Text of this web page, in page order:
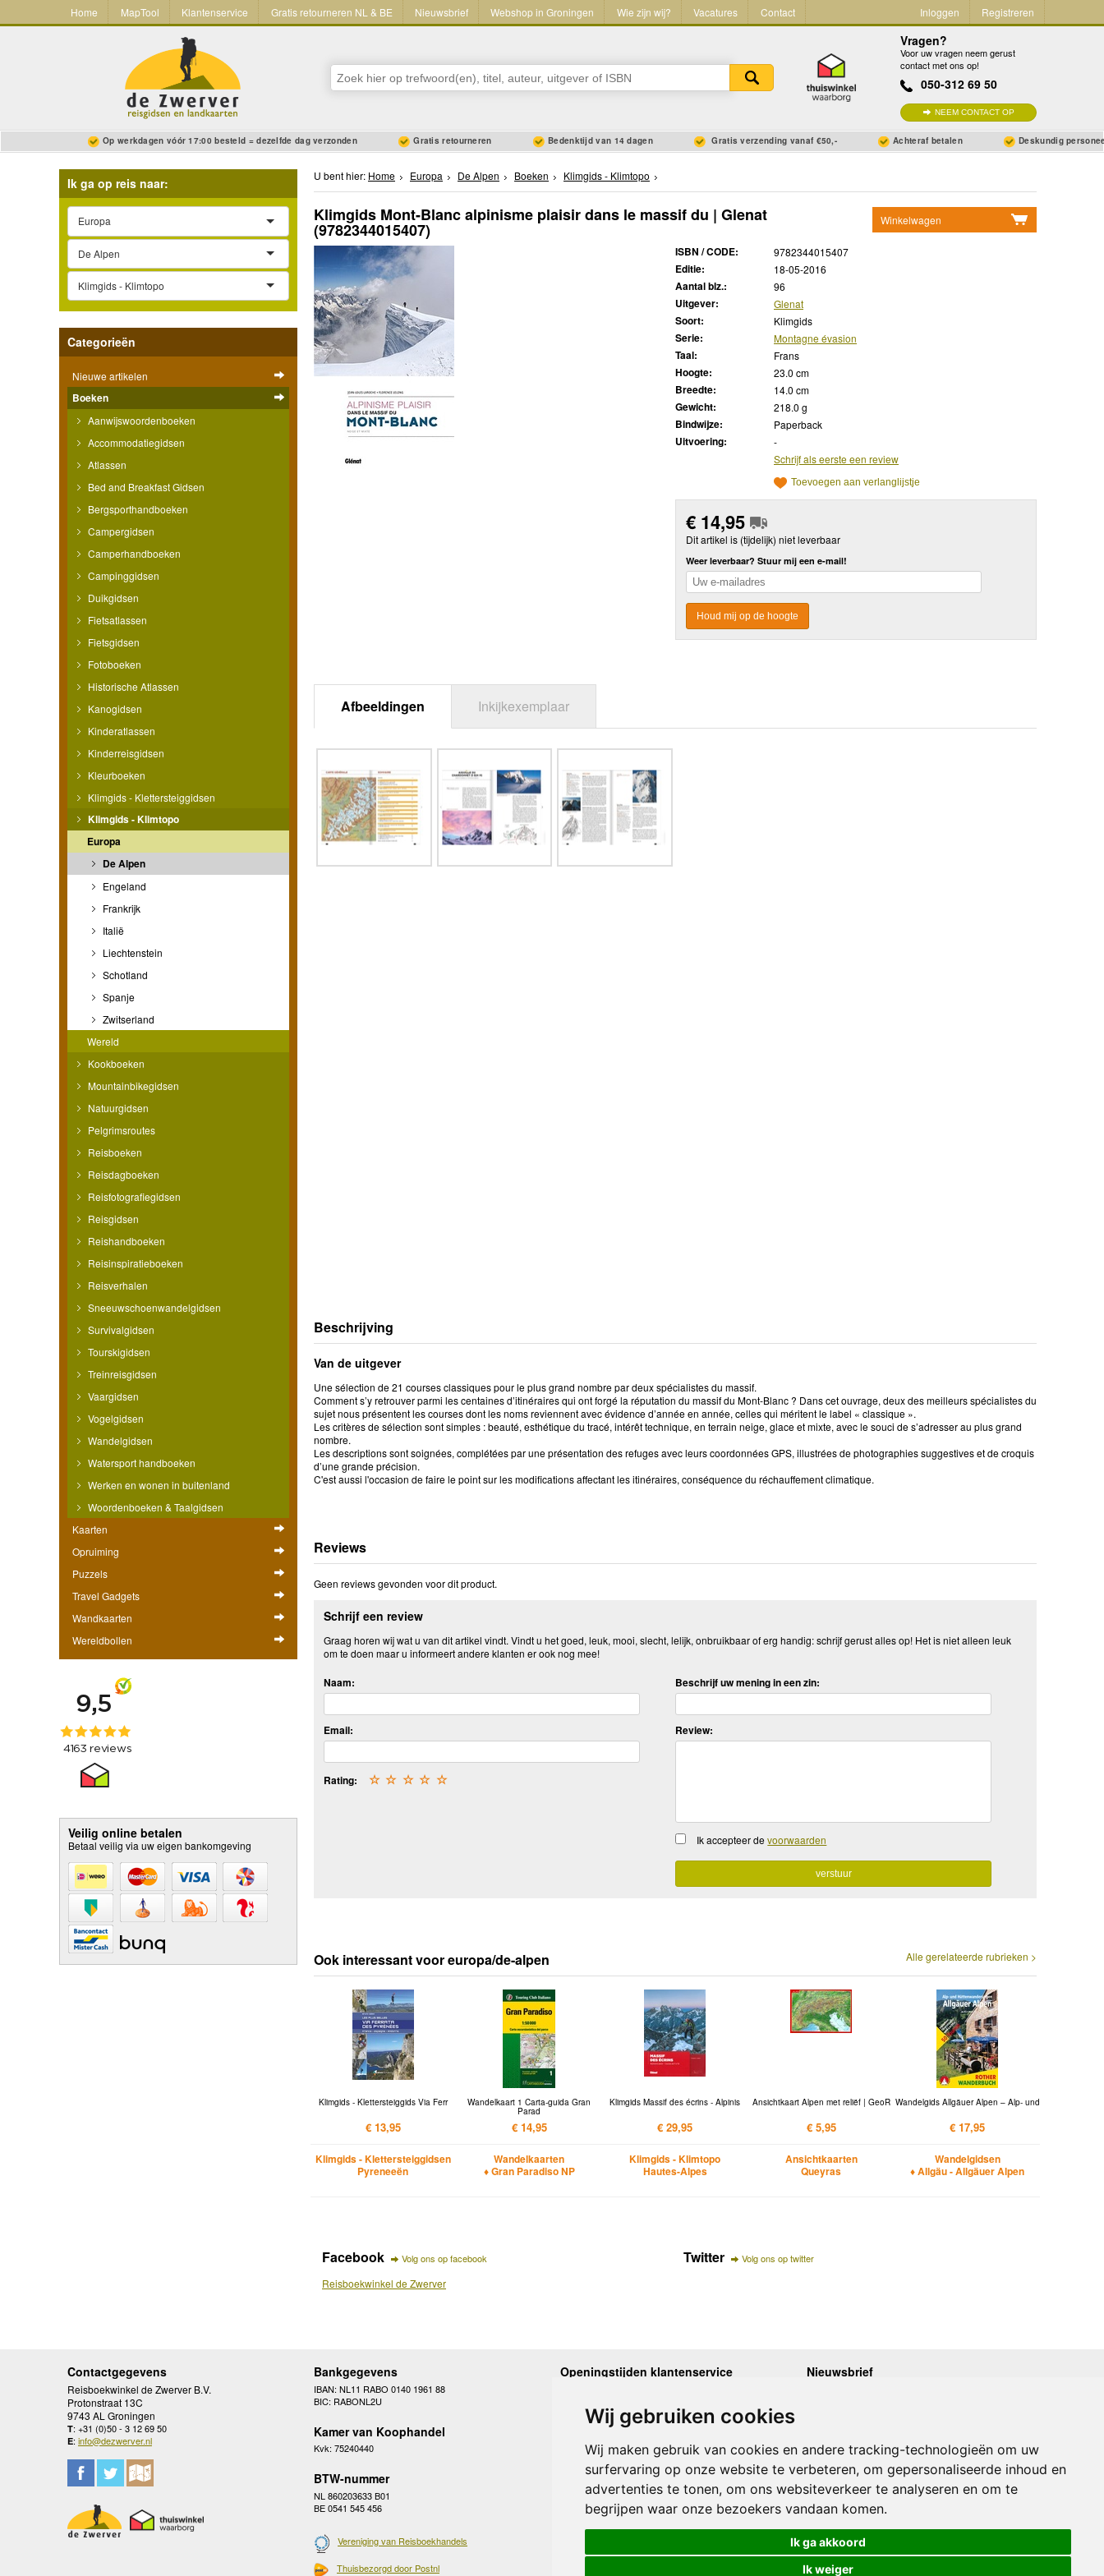
Wij gebruiken cookies
Wij maken gebruik van cookies en andere tracking-technologieën om uw
surfervaring op onze website te verbeteren, om gepersonaliseerde inhoud en
advertenties te tonen, om ons websiteverkeer te analyseren en om te
begrijpen waar onze bezoekers vandaan komen.
Ik ga akkoord
Ik weiger
Home MapTool Klantenservice Gratis retourneren NL & BE Nieuwsbrief Webshop in Groningen Wie zijn wij? Vacatures Contact Inloggen Registreren
Vragen?
Voor uw vragen neem gerust
contact met ons op!
050-312 69 50
NEEM CONTACT OP
Op werkdagen vóór 17:00 besteld = dezelfde dag verzonden Gratis retourneren Bedenktijd van 14 dagen Gratis verzending vanaf €50,- Achteraf betalen Deskundig
Ik ga op reis naar:
Europa
De Alpen
Klimgids - Klimtopo
Categorieën
Nieuwe artikelen
Boeken
Aanwijswoordenboeken
Accommodatiegidsen
Atlassen
Bed and Breakfast Gidsen
Bergsporthandboeken
Campergidsen
Camperhandboeken
Campinggidsen
Duikgidsen
Fietsatlassen
Fietsgidsen
Fotoboeken
Historische Atlassen
Kanogidsen
Kinderatlassen
Kinderreisgidsen
Kleurboeken
Klimgids - Klettersteiggidsen
Klimgids - Klimtopo
Europa
De Alpen
Engeland
Frankrijk
Italië
Liechtenstein
Schotland
Spanje
Zwitserland
Wereld
Kookboeken
Mountainbikegidsen
Natuurgidsen
Pelgrimsroutes
Reisboeken
Reisdagboeken
Reisfotografiegidsen
Reisgidsen
Reishandboeken
Reisinspiratieboeken
Reisverhalen
Sneeuwschoenwandelgidsen
Survivalgidsen
Tourskigidsen
Treinreisgidsen
Vaargidsen
Vogelgidsen
Wandelgidsen
Watersport handboeken
Werken en wonen in buitenland
Woordenboeken & Taalgidsen
Kaarten
Opruiming
Puzzels
Travel Gadgets
Wandkaarten
Wereldbollen
Veilig online betalen
Betaal veilig via uw eigen bankomgeving
U bent hier: Home Europa De Alpen Boeken Klimgids - Klimtopo
Winkelwagen
Klimgids Mont-Blanc alpinisme plaisir dans le massif du | Glenat
(9782344015407)
ISBN / CODE: 9782344015407
Editie: 18-05-2016
Aantal blz.: 96
Uitgever: Glenat
Soort: Klimgids
Serie: Montagne évasion
Taal: Frans
Hoogte: 23.0 cm
Breedte: 14.0 cm
Gewicht: 218.0 g
Bindwijze: Paperback
Uitvoering:
-
Schrijf als eerste een review
Toevoegen aan verlanglijstje
€ 14,95
Dit artikel is (tijdelijk) niet leverbaar
Weer leverbaar? Stuur mij een e-mail!
Houd mij op de hoogte
Afbeeldingen Inkijkexemplaar
Beschrijving
Van de uitgever
Une sélection de 21 courses classiques pour le plus grand nombre par deux spécialistes du massif.
Comment s’y retrouver parmi les centaines d’itinéraires qui ont forgé la réputation du massif du Mont-Blanc ? Dans cet ouvrage, deux des meilleurs spécialistes du
sujet nous présentent les courses dont les noms reviennent avec évidence d’année en année, celles qui méritent le label « classique ».
Les critères de sélection sont simples : beauté, esthétique du tracé, intérêt technique, en terrain neige, glace et mixte, avec le souci de s’adresser au plus grand
nombre.
Les descriptions sont soignées, complétées par une présentation des refuges avec leurs coordonnées GPS, illustrées de photographies suggestives et de croquis
d’une grande précision.
C'est aussi l'occasion de faire le point sur les modifications affectant les itinéraires, conséquence du réchauffement climatique.
Reviews
Geen reviews gevonden voor dit product.
Schrijf een review
Graag horen wij wat u van dit artikel vindt. Vindt u het goed, leuk, mooi, slecht, lelijk, onbruikbaar of erg handig: schrijf gerust alles op! Het is niet alleen leuk
om te doen maar u informeert andere klanten er ook nog mee!
Naam:
Email:
Rating: ☆
☆
☆
☆
☆
Beschrijf uw mening in een zin:
Review:
Ik accepteer devoorwaarden
Alle gerelateerde rubrieken >
Ook interessant voor europa/de-alpen
Klimgids - Klettersteiggids Via Ferr
€ 13,95
Klimgids - Klettersteiggidsen
Pyreneeën
Wandelkaart 1 Carta-guida Gran
Parad
€ 14,95
Wandelkaarten
♦ Gran Paradiso NP
Klimgids Massif des écrins - Alpinis
€ 29,95
Klimgids - Klimtopo
Hautes-Alpes
Ansichtkaart Alpen met reliëf | GeoR
€ 5,95
Ansichtkaarten
Queyras
Wandelgids Allgäuer Alpen – Alp- und
€ 17,95
Wandelgidsen
♦ Allgäu - Allgäuer Alpen
Facebook Volg ons op facebook
Reisboekwinkel de Zwerver
Twitter Volg ons op twitter
Contactgegevens
Reisboekwinkel de Zwerver B.V.
Protonstraat 13C
9743 AL Groningen
T: +31 (0)50 - 3 12 69 50
E: info@dezwerver.nl
Bankgegevens
IBAN: NL11 RABO 0140 1961 88
BIC: RABONL2U
Kamer van Koophandel
Kvk: 75240440
BTW-nummer
NL 860203633 B01
BE 0541 545 456
Vereniging van Reisboekhandels
Thuisbezorgd door Postnl
Openingstijden klantenservice
Woensdag
10.00 - 12.30 en 13.30 - 17.00
Donderdag
Vrijdag
10.00 - 12.30 en 13.30 - 17.00
Zaterdag
gesloten
Zondag
gesloten
Nieuwsbrief
Onze laatste Nieuwsbrief
Inschrijven